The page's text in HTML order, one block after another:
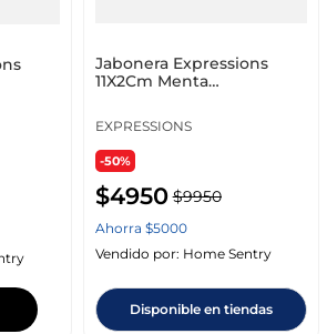
Jabonera Expressions
11X2Cm Menta
Ge11A00010B
EXPRESSIONS
-50%
$4950 $9950
Ahorra $5000
Vendido por: Home Sentry
Disponible en tiendas